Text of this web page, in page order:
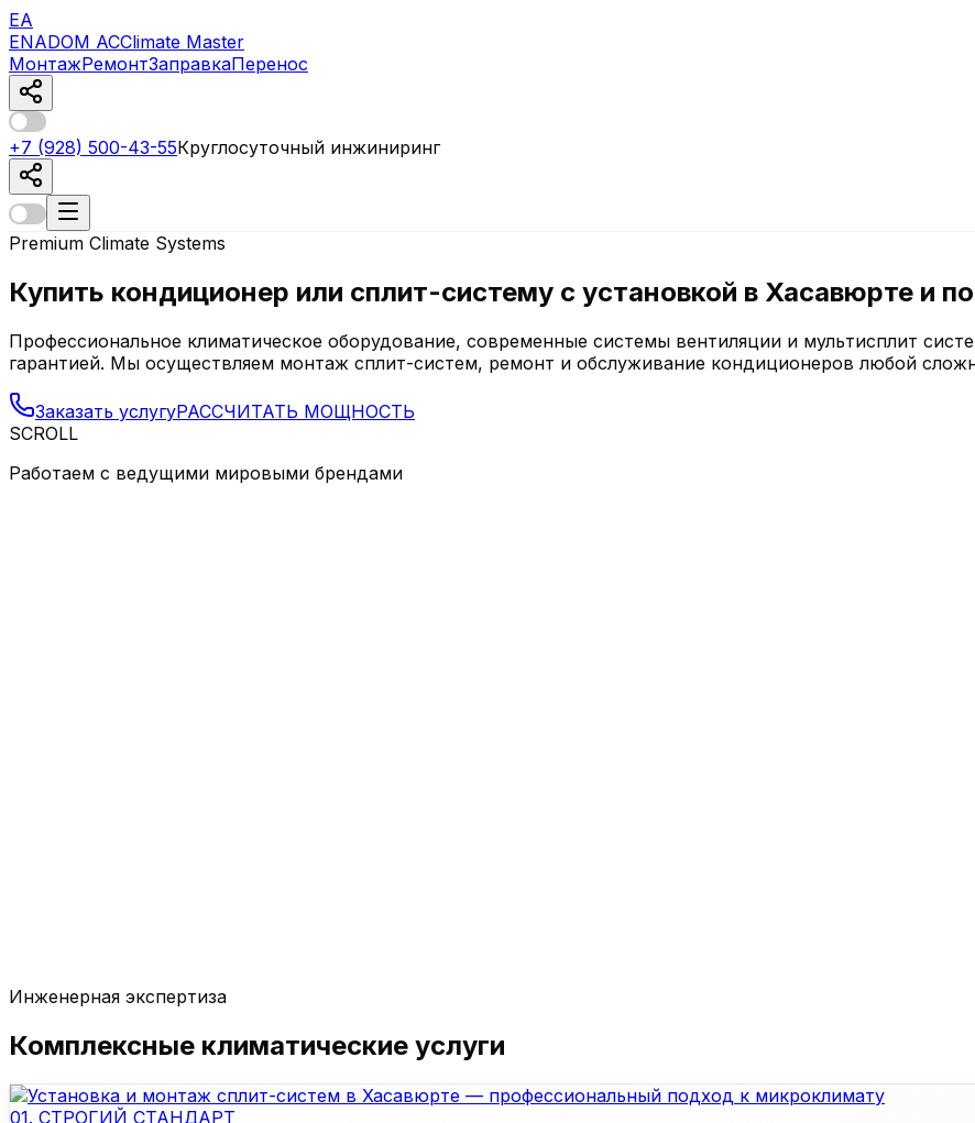
EA
ENADOM ACClimate Master
МонтажРемонтЗаправкаПеренос
+7 (928) 500-43-55Круглосуточный инжиниринг
Premium Climate Systems
Купить кондиционер или сплит-систему с установкой в Хасавюрте и
Профессиональное климатическое оборудование, современные системы вентиляции и мультисплит
гарантией. Мы осуществляем монтаж сплит-систем, ремонт и обслуживание кондиционеров любой
Заказать услугуРАССЧИТАТЬ МОЩНОСТЬ
SCROLL
Работаем с ведущими мировыми брендами
Инженерная экспертиза
Комплексные климатические услуги
01. СТРОГИЙ СТАНДАРТ